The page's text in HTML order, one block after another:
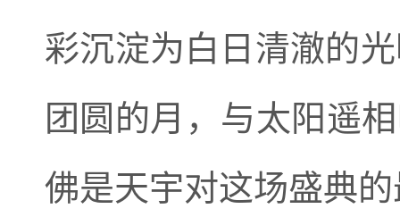
彩沉淀为白日清澈的
团圆的月，与太阳遥
佛是天宇对这场盛典